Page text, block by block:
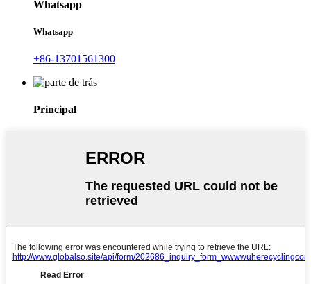
Whatsapp
Whatsapp
+86-13701561300
Principal